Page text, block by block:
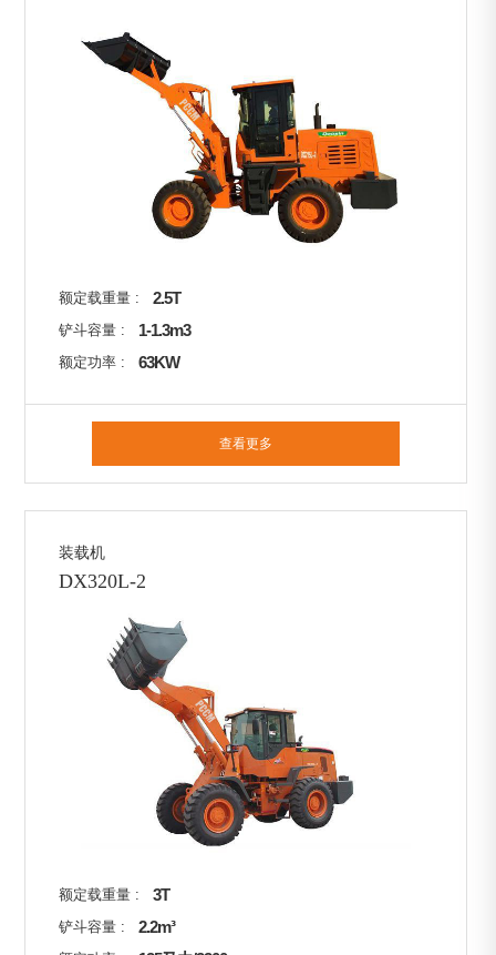
额定载重量 : 2.5T
铲斗容量 : 1-1.3m3
额定功率 : 63KW
查看更多
装载机
DX320L-2
额定载重量 : 3T
铲斗容量 : 2.2m³